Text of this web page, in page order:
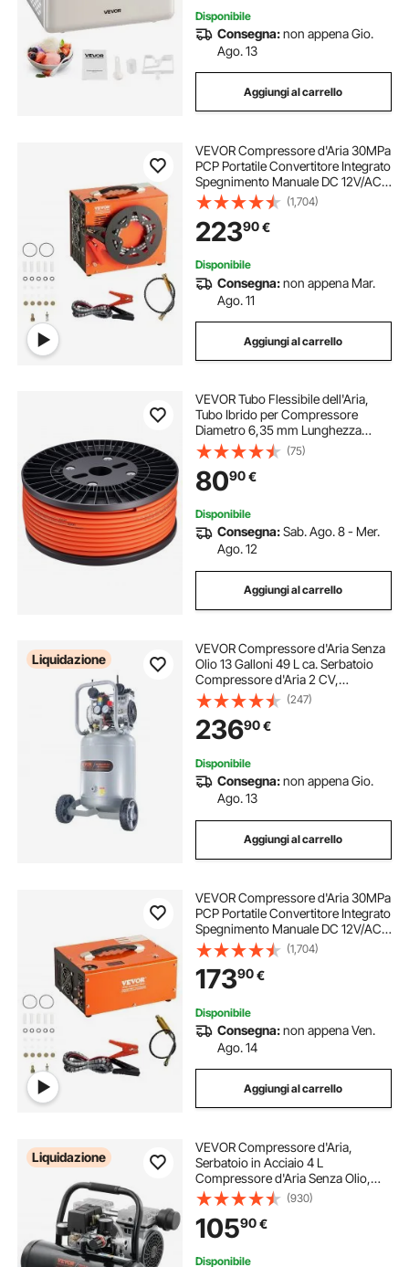
Disponibile
Consegna:non appena Gio.
Ago. 13
Aggiungi al carrello
VEVOR Compressore d'Aria 30MPa
PCP Portatile Convertitore Integrato
Spegnimento Manuale DC 12V/AC
230V, Compressore d'Aria Portatile
ad Alta Pressione Senza Acqua
Senza Olio per Pistola Aria
Compressa
(1,704)
22390€
Disponibile
Consegna:non appena Mar.
Ago. 11
Aggiungi al carrello
VEVOR Tubo Flessibile dell'Aria,
Tubo Ibrido per Compressore
Diametro 6,35 mm Lunghezza
7620 cm, 300 PSI, Struttura a Tre
Strati, per Auto e Fai da te, Senza
Raccordi, Colore Arancione
(75)
8090€
Disponibile
Consegna:Sab. Ago. 8 - Mer.
Ago. 12
Aggiungi al carrello
Liquidazione
VEVOR Compressore d'Aria Senza
Olio 13 Galloni 49 L ca. Serbatoio
Compressore d'Aria 2 CV,
Compressore d'Aria per Gonfiaggio
Pneumatici Riparazione Auto
Verniciatura a Spruzzo Chiodatura
Carpenteria
(247)
23690€
Disponibile
Consegna:non appena Gio.
Ago. 13
Aggiungi al carrello
VEVOR Compressore d'Aria 30MPa
PCP Portatile Convertitore Integrato
Spegnimento Manuale DC 12V/AC
230V, Compressore d'Aria Portatile
ad Alta Pressione Senza Acqua
Senza Olio Portatile
(1,704)
17390€
Disponibile
Consegna:non appena Ven.
Ago. 14
Aggiungi al carrello
Liquidazione
VEVOR Compressore d'Aria,
Serbatoio in Acciaio 4 L
Compressore d'Aria Senza Olio,
Compressore Portatile Ultra
Silenzioso da 68 dB per Riparazioni
Auto, Gonfiaggio Pneumatici,
Verniciatura a Spruzzo
(930)
10590€
Disponibile